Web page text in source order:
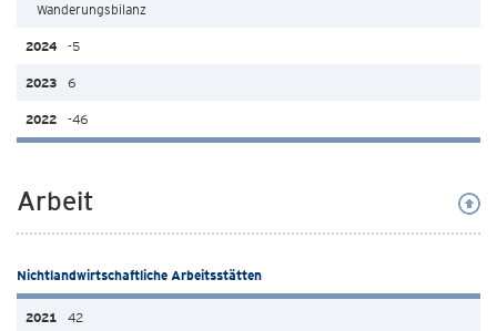
Wanderungsbilanz
-5
6
-46
Arbeit
Nichtlandwirtschaftliche Arbeitsstätten
42